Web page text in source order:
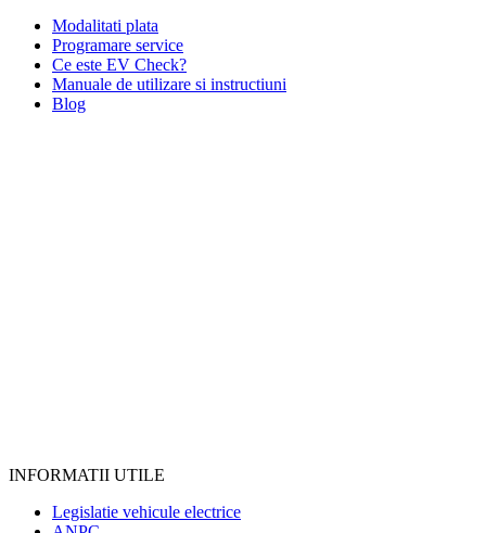
Modalitati plata
Programare service
Ce este EV Check?
Manuale de utilizare si instructiuni
Blog
INFORMATII UTILE
Legislatie vehicule electrice